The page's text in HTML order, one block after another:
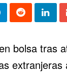
bolsa tras
extranjeras